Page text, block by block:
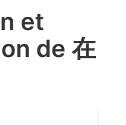
et
de 在